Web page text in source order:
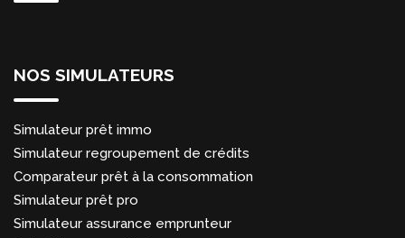
NOS SIMULATEURS
Simulateur prêt immo
Simulateur regroupement de crédits
Comparateur prêt à la consommation
Simulateur prêt pro
Simulateur assurance emprunteur